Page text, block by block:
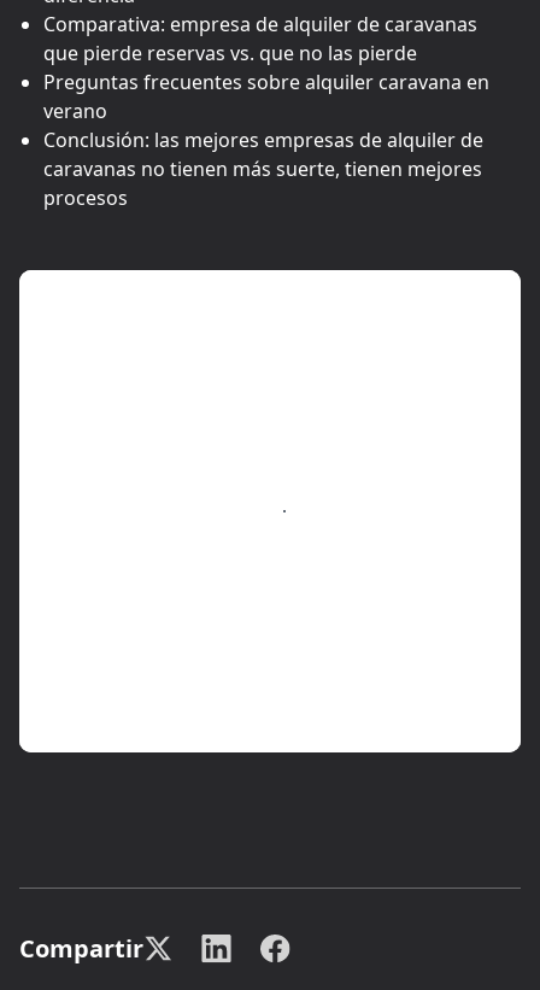
Comparativa: empresa de alquiler de caravanas
que pierde reservas vs. que no las pierde
Preguntas frecuentes sobre alquiler caravana en
verano
Conclusión: las mejores empresas de alquiler de
caravanas no tienen más suerte, tienen mejores
procesos
Compartir